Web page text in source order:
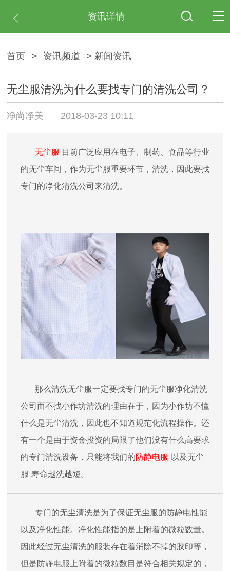
资讯详情
首页 > 资讯频道 > 新闻资讯
无尘服清洗为什么要找专门的清洗公司？
净尚净美 2018-03-23 10:11
无尘服 目前广泛应用在电子、制药、食品等行业
的无尘车间，作为无尘服重要环节，清洗，因此要找
专门的净化清洗公司来清洗。
那么清洗无尘服一定要找专门的无尘服净化清洗
公司而不找小作坊清洗的理由在于，因为小作坊不懂
什么是无尘清洗，因此也不知道规范化流程操作。还
有一个是由于资金投资的局限了他们没有什么高要求
的专门清洗设备，只能将我们的防静电服 以及无尘
服 寿命越洗越短。
专门的无尘清洗是为了保证无尘服的防静电性能
以及净化性能。净化性能指的是上附着的微粒数量。
因此经过无尘清洗的服装存在着消除不掉的胶印等，
但是防静电服上附着的微粒数目是符合相关规定的，